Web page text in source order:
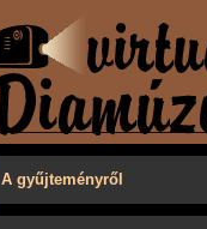
A gyűjteményről